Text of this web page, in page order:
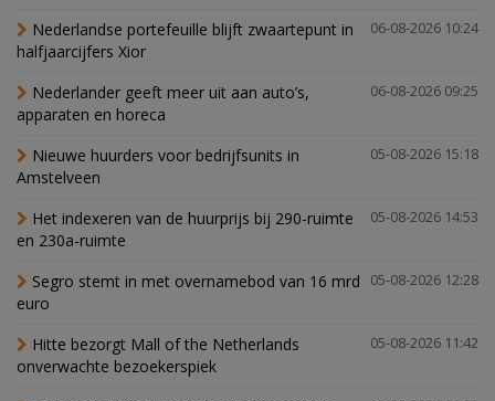
06-08-2026 10:24
Nederlandse portefeuille blijft zwaartepunt in
halfjaarcijfers Xior
06-08-2026 09:25
Nederlander geeft meer uit aan auto’s,
apparaten en horeca
05-08-2026 15:18
Nieuwe huurders voor bedrijfsunits in
Amstelveen
05-08-2026 14:53
Het indexeren van de huurprijs bij 290-ruimte
en 230a-ruimte
05-08-2026 12:28
Segro stemt in met overnamebod van 16 mrd
euro
05-08-2026 11:42
Hitte bezorgt Mall of the Netherlands
onverwachte bezoekerspiek